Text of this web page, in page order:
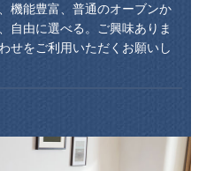
機能豊富、普通のオーブンか
自由に選べる。ご興味ありま
せをご利用いただくお願いし